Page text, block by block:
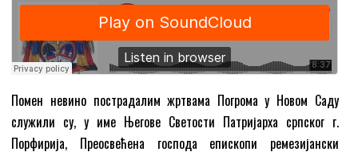
Помен невино пострадалим жртвама Погрома у Новом Саду
служили су, у име Његове Светости Патријарха српског г.
Порфирија, Преосвећена господа епископи ремезијански